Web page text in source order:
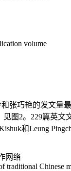
volume
张巧艳的发文
图2。229篇英
和Leung
网络
traditional Chinese